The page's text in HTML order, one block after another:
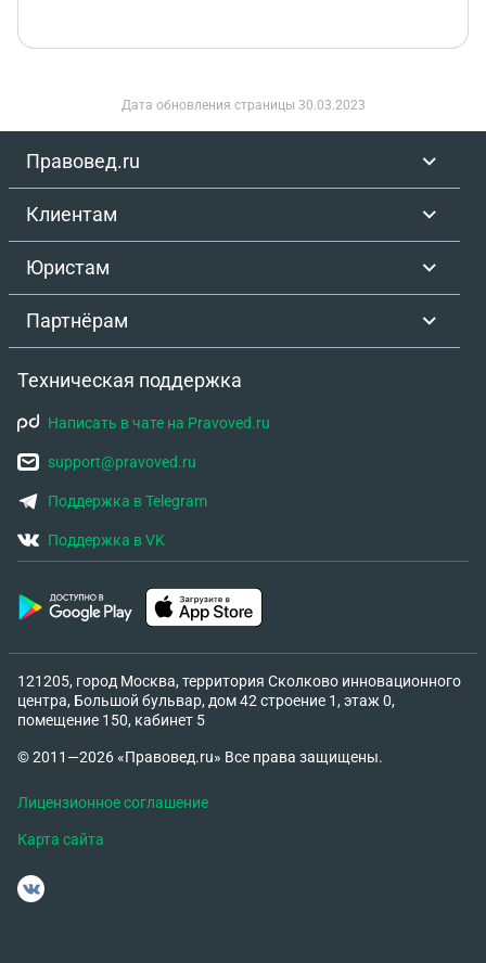
Дата обновления страницы 30.03.2023
Правовед.ru
Клиентам
Юристам
Партнёрам
Техническая поддержка
Написать в чате на Pravoved.ru
support@pravoved.ru
Поддержка в Telegram
Поддержка в VK
121205, город Москва, территория Сколково инновационного
центра, Большой бульвар, дом 42 строение 1, этаж 0,
помещение 150, кабинет 5
© 2011—2026 «Правовед.ru» Все права защищены.
Лицензионное соглашение
Карта сайта